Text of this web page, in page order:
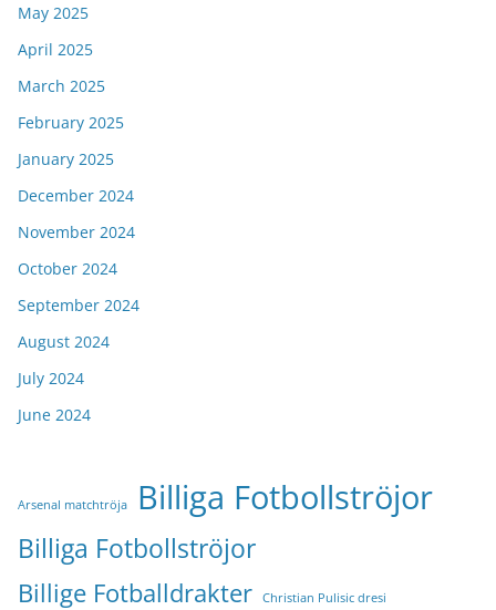
May 2025
April 2025
March 2025
February 2025
January 2025
December 2024
November 2024
October 2024
September 2024
August 2024
July 2024
June 2024
Arsenal matchtröja Billiga Fotbollströjor
Billiga Fotbollströjor
Billige Fotballdrakter Christian Pulisic dresi